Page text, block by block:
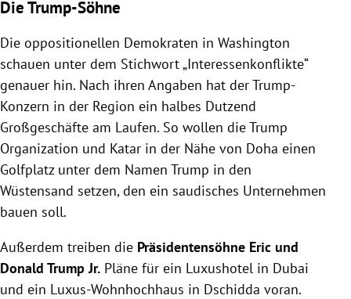
Die Trump-Söhne
Die oppositionellen Demokraten in Washington
schauen unter dem Stichwort „Interessenkonflikte“
genauer hin. Nach ihren Angaben hat der Trump-
Konzern in der Region ein halbes Dutzend
Großgeschäfte am Laufen. So wollen die Trump
Organization und Katar in der Nähe von Doha einen
Golfplatz unter dem Namen Trump in den
Wüstensand setzen, den ein saudisches Unternehmen
bauen soll.
Außerdem treiben die Präsidentensöhne Eric und
Donald Trump Jr. Pläne für ein Luxushotel in Dubai
und ein Luxus-Wohnhochhaus in Dschidda voran.